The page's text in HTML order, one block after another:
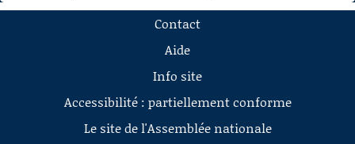
AIDE À LA DÉCOUPE
Contact
Aide
Info site
Accessibilité : partiellement conforme
Le site de l'Assemblée nationale